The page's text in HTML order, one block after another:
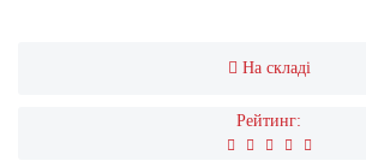
На складі
Рейтинг: